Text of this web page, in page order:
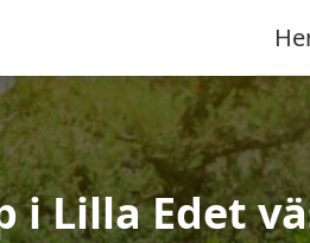
i Lilla Edet